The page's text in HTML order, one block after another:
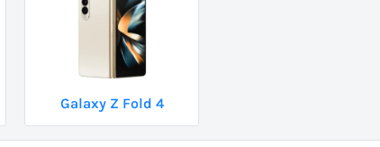
Galaxy Z Fold 4